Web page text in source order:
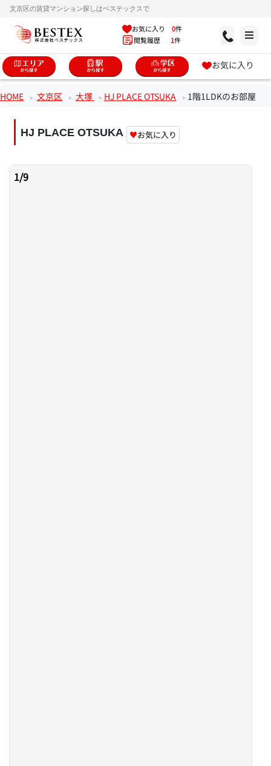
文京区の賃貸マンション探しはベステックスで
お気に入り 0件
閲覧履歴 1件
お気に入り
HOME 文京区 大塚 HJ PLACE OTSUKA 1階1LDKのお部屋
HJ PLACE OTSUKA ♥お気に入り
1/9